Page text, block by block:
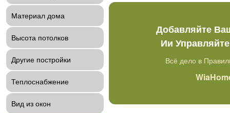
Материал дома
Высота потолков
Другие постройки
Теплоснабжение
Вид из окон
Добавляйте
Ии
Всё дело в